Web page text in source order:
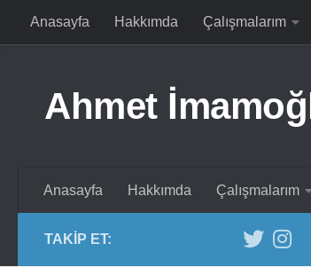
Skip to content
Anasayfa Hakkımda Çalışmalarım
Ahmet
Anasayfa Hakkımda Çalışmalarım
TAKIP ET: